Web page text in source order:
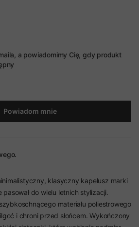
a powiadomimy Cię, gdy produkt
Powiadom mnie
klasyczny kapelusz marki
do wielu letnich stylizacji.
materiału poliestrowego
i chroni przed słońcem. Wykończony